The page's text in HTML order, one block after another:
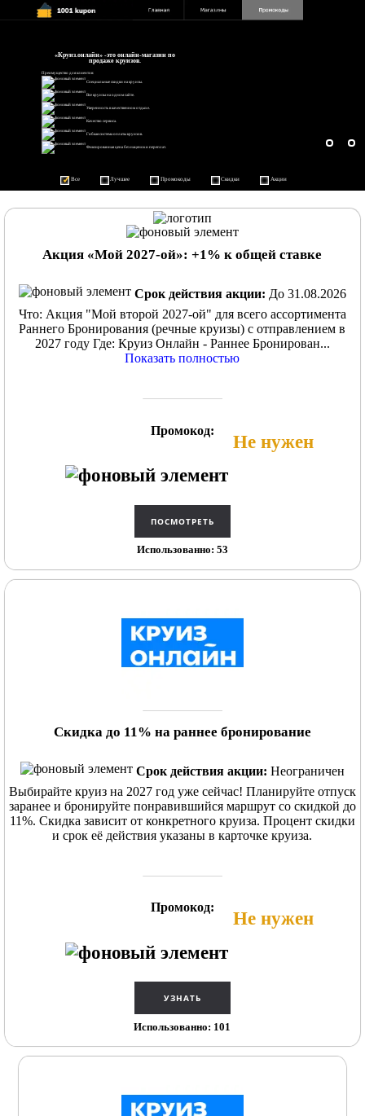
«Круиз.онлайн» -это онлайн-магазин по
продаже круизов.
Преимущество для клиентов:
Специальные скидки на круизы.
Все круизы на одном сайте.
Уверенность в качественном отдыхе.
Качество сервиса.
Гибкая система оплаты круизов.
Фиксированная цена без наценок и переплат.
Все Лучшее Промокоды Скидки Акции
Акция «Мой 2027-ой»: +1% к общей ставке
Срок действия акции: До 31.08.2026
Что: Акция "Мой второй 2027-ой" для всего ассортимента
Раннего Бронирования (речные круизы) с отправлением в
2027 году Где: Круиз Онлайн - Раннее Бронирован...
Показать полностью
Промокод:
Не нужен
Использованно: 53
Скидка до 11% на раннее бронирование
Срок действия акции: Неограничен
Выбирайте круиз на 2027 год уже сейчас! Планируйте отпуск
заранее и бронируйте понравившийся маршрут со скидкой до
11%. Скидка зависит от конкретного круиза. Процент скидки
и срок её действия указаны в карточке круиза.
Промокод:
Не нужен
Использованно: 101